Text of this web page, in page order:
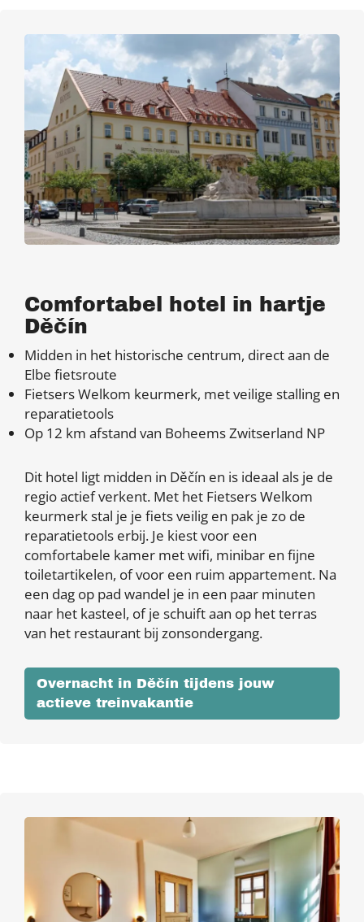
Comfortabel hotel in hartje
Děčín
Midden in het historische centrum, direct aan de
Elbe fietsroute
Fietsers Welkom keurmerk, met veilige stalling en
reparatietools
Op 12 km afstand van Boheems Zwitserland NP
Dit hotel ligt midden in Děčín en is ideaal als je de
regio actief verkent. Met het Fietsers Welkom
keurmerk stal je je fiets veilig en pak je zo de
reparatietools erbij. Je kiest voor een
comfortabele kamer met wifi, minibar en fijne
toiletartikelen, of voor een ruim appartement. Na
een dag op pad wandel je in een paar minuten
naar het kasteel, of je schuift aan op het terras
van het restaurant bij zonsondergang.
Overnacht in Děčín tijdens jouw
actieve treinvakantie